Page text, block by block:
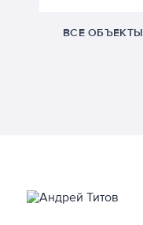
ВСЕ ОБЪЕКТЫ